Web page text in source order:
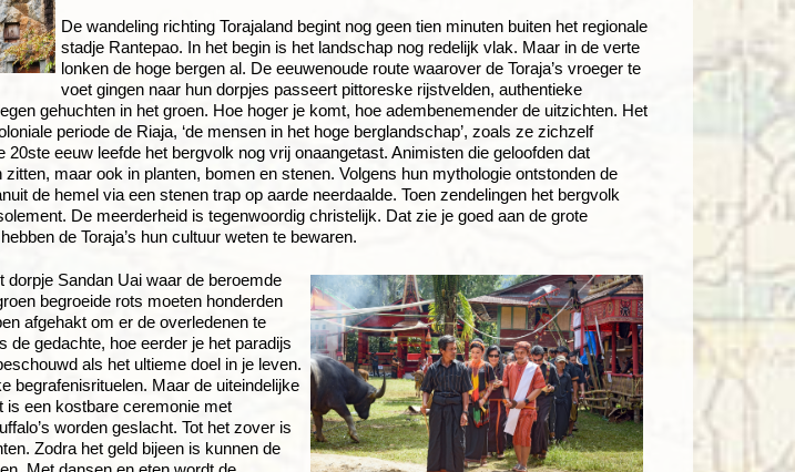
De wandeling richting Torajaland begint nog geen tien minuten buiten het regionale
stadje Rantepao. In het begin is het landschap nog redelijk vlak. Maar in de verte
lonken de hoge bergen al. De eeuwenoude route waarover de Toraja’s vroeger te
voet gingen naar hun dorpjes passeert pittoreske rijstvelden, authentieke
gehuchten in het groen. Hoe hoger je komt, hoe adembenemender de uitzichten. Het
periode de Riaja, ‘de mensen in het hoge berglandschap’, zoals ze zichzelf
20ste eeuw leefde het bergvolk nog vrij onaangetast. Animisten die geloofden dat
maar ook in planten, bomen en stenen. Volgens hun mythologie ontstonden de
de hemel via een stenen trap op aarde neerdaalde. Toen zendelingen het bergvolk
De meerderheid is tegenwoordig christelijk. Dat zie je goed aan de grote
de Toraja’s hun cultuur weten te bewaren.
Sandan Uai waar de beroemde
begroeide rots moeten honderden
afgehakt om er de overledenen te
de gedachte, hoe eerder je het paradijs
als het ultieme doel in je leven.
begrafenisrituelen. Maar de uiteindelijke
is een kostbare ceremonie met
worden geslacht. Tot het zover is
Zodra het geld bijeen is kunnen de